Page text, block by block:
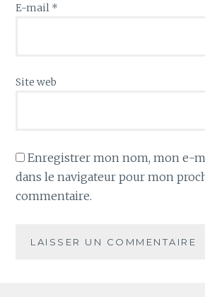
E-mail *
Site web
Enregistrer mon nom, mon e-
dans le navigateur pour mon
commentaire.